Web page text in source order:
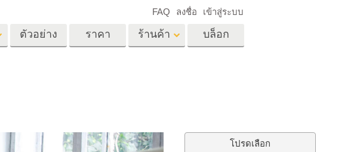
อสังหาริมทรัพย์
ตัวอย่าง ราคา ร้านค้า
การ์ดวันวาเลนไทน์
บล็อก
FAQ ลงชื่อ เข้าสู่ระบบ
โปรดเลือก